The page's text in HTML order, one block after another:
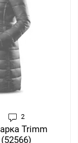
2
Trimm